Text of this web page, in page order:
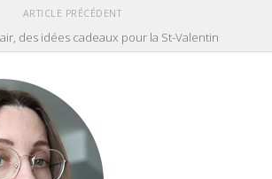
ARTICLE PRÉCÉDENT
des idées cadeaux pour la St-Valentin